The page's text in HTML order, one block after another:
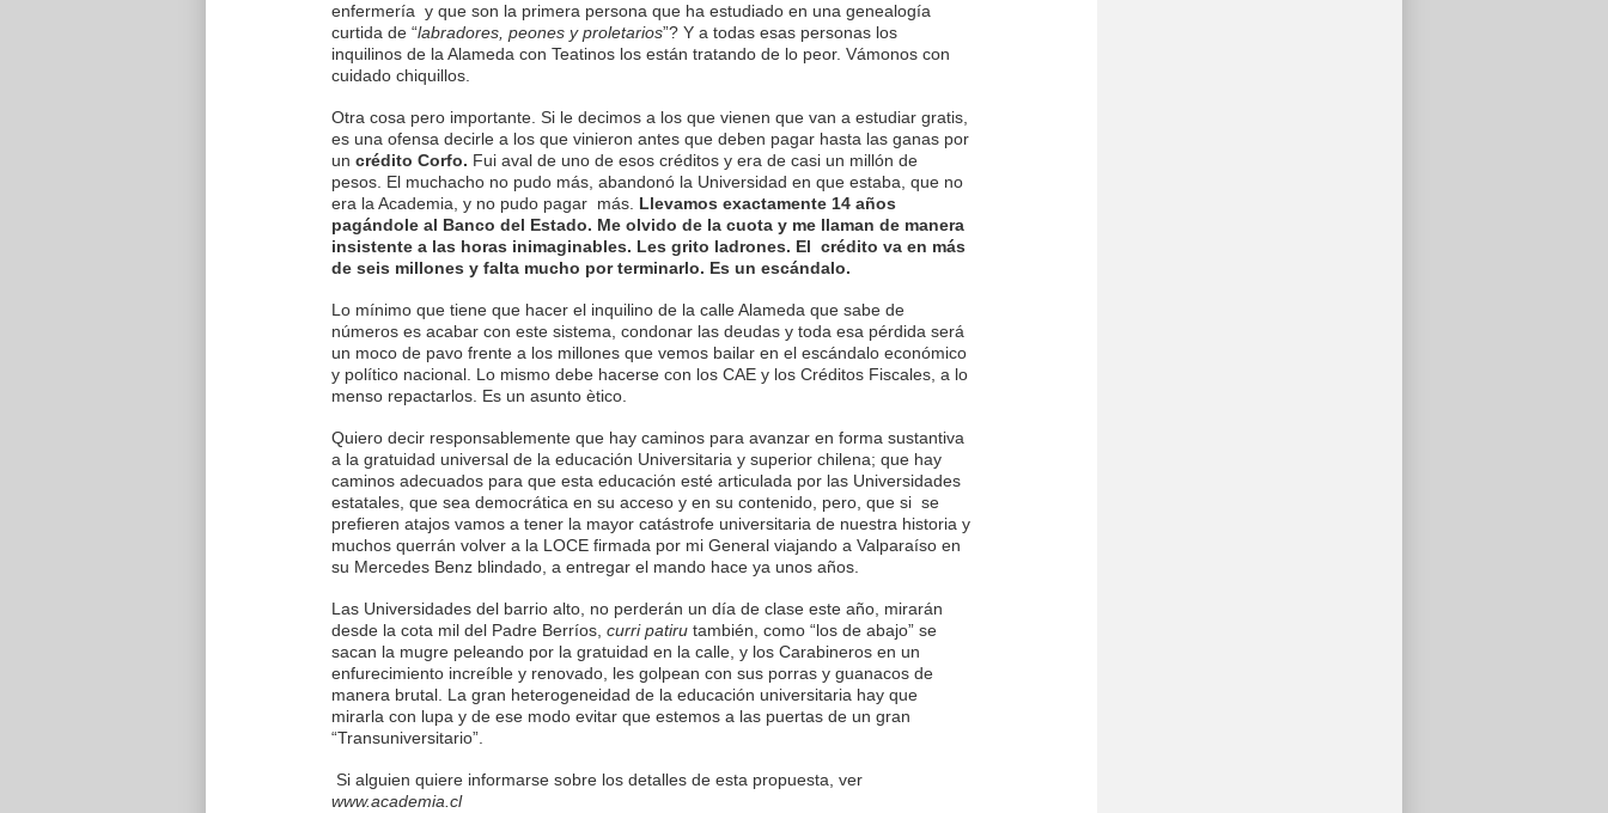
enfermería y que son la primera persona que ha estudiado en una genealogía
curtida de “labradores, peones y proletarios”? Y a todas esas personas los
inquilinos de la Alameda con Teatinos los están tratando de lo peor. Vámonos con
cuidado chiquillos.
Otra cosa pero importante. Si le decimos a los que vienen que van a estudiar gratis,
es una ofensa decirle a los que vinieron antes que deben pagar hasta las ganas por
un crédito Corfo. Fui aval de uno de esos créditos y era de casi un millón de
pesos. El muchacho no pudo más, abandonó la Universidad en que estaba, que no
era la Academia, y no pudo pagar más. Llevamos exactamente 14 años
pagándole al Banco del Estado. Me olvido de la cuota y me llaman de manera
insistente a las horas inimaginables. Les grito ladrones. El crédito va en más
de seis millones y falta mucho por terminarlo. Es un escándalo.
Lo mínimo que tiene que hacer el inquilino de la calle Alameda que sabe de
números es acabar con este sistema, condonar las deudas y toda esa pérdida será
un moco de pavo frente a los millones que vemos bailar en el escándalo económico
y político nacional. Lo mismo debe hacerse con los CAE y los Créditos Fiscales, a lo
menso repactarlos. Es un asunto ètico.
Quiero decir responsablemente que hay caminos para avanzar en forma sustantiva
a la gratuidad universal de la educación Universitaria y superior chilena; que hay
caminos adecuados para que esta educación esté articulada por las Universidades
estatales, que sea democrática en su acceso y en su contenido, pero, que si se
prefieren atajos vamos a tener la mayor catástrofe universitaria de nuestra historia y
muchos querrán volver a la LOCE firmada por mi General viajando a Valparaíso en
su Mercedes Benz blindado, a entregar el mando hace ya unos años.
Las Universidades del barrio alto, no perderán un día de clase este año, mirarán
desde la cota mil del Padre Berríos, curri patiru también, como “los de abajo” se
sacan la mugre peleando por la gratuidad en la calle, y los Carabineros en un
enfurecimiento increíble y renovado, les golpean con sus porras y guanacos de
manera brutal. La gran heterogeneidad de la educación universitaria hay que
mirarla con lupa y de ese modo evitar que estemos a las puertas de un gran
“Transuniversitario”.
Si alguien quiere informarse sobre los detalles de esta propuesta, ver
www.academia.cl